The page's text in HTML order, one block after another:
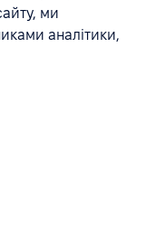
ми
аналітики,